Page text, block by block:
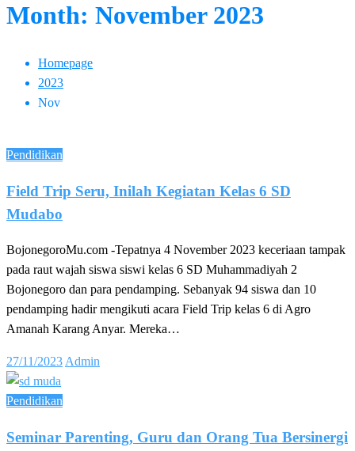
Month: November 2023
Homepage
2023
Nov
Pendidikan
Field Trip Seru, Inilah Kegiatan Kelas 6 SD
Mudabo
BojonegoroMu.com -Tepatnya 4 November 2023 keceriaan tampak
pada raut wajah siswa siswi kelas 6 SD Muhammadiyah 2
Bojonegoro dan para pendamping. Sebanyak 94 siswa dan 10
pendamping hadir mengikuti acara Field Trip kelas 6 di Agro
Amanah Karang Anyar. Mereka…
Posted
on
27/11/2023 Admin
Pendidikan
Seminar Parenting, Guru dan Orang Tua Bersinergi